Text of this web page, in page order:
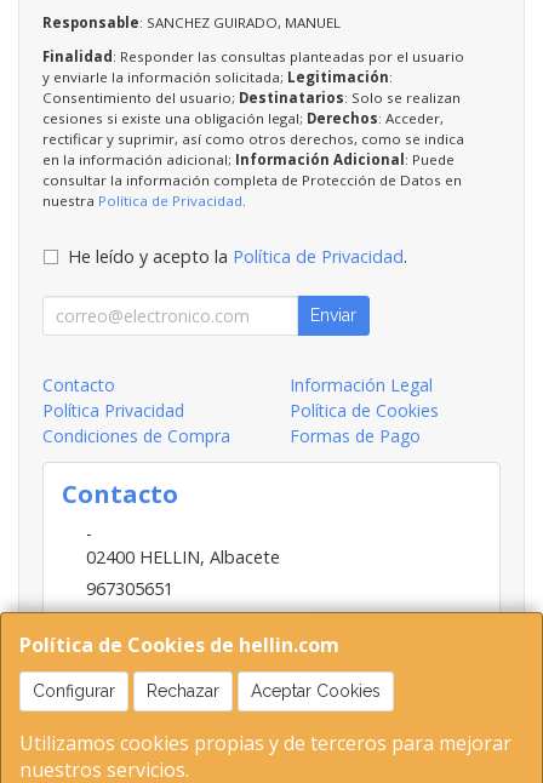
Política de Cookies de hellin.com
Configurar Rechazar Aceptar Cookies
Utilizamos cookies propias y de terceros para mejorar
nuestros servicios.
Responsable: SANCHEZ GUIRADO, MANUEL
Finalidad : Responder las consultas planteadas por el usuario
y enviarle la información solicitada; Legitimación:
Consentimiento del usuario; Destinatarios: Solo se realizan
cesiones si existe una obligación legal; Derechos: Acceder,
rectificar y suprimir, así como otros derechos, como se indica
en la información adicional; Información Adicional : Puede
consultar la información completa de Protección de Datos en
nuestra Política de Privacidad
He leído y acepto la Política de Privacidad.
Enviar
Contacto
Información Legal
Política Privacidad
Política de Cookies
Condiciones de Compra
Formas de Pago
Contacto
-
02400 HELLIN, Albacete
967305651
INFO@HELLIN.COM
Horario
09:00-13:30; 16:30-20:30